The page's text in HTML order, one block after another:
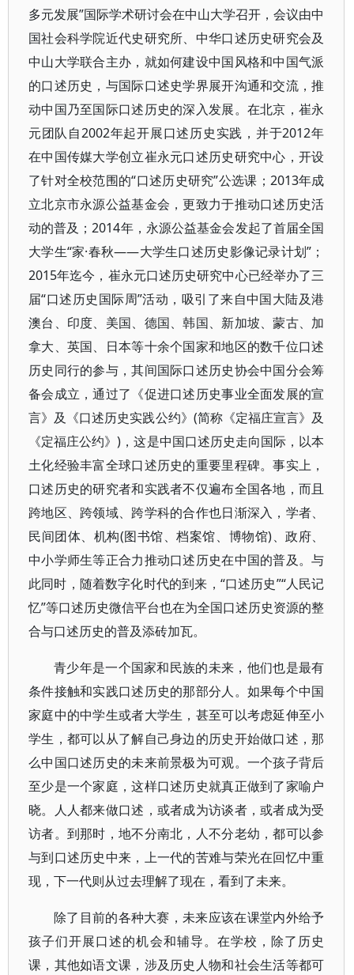
多元发展”国际学术研讨会在中山大学召开，会议由中
国社会科学院近代史研究所、中华口述历史研究会及
中山大学联合主办，就如何建设中国风格和中国气派
的口述历史，与国际口述史学界展开沟通和交流，推
动中国乃至国际口述历史的深入发展。在北京，崔永
元团队自2002年起开展口述历史实践，并于2012年
在中国传媒大学创立崔永元口述历史研究中心，开设
了针对全校范围的“口述历史研究”公选课；2013年成
立北京市永源公益基金会，更致力于推动口述历史活
动的普及；2014年，永源公益基金会发起了首届全国
大学生“家·春秋——大学生口述历史影像记录计划”；
2015年迄今，崔永元口述历史研究中心已经举办了三
届“口述历史国际周”活动，吸引了来自中国大陆及港
澳台、印度、美国、德国、韩国、新加坡、蒙古、加
拿大、英国、日本等十余个国家和地区的数千位口述
历史同行的参与，其间国际口述历史协会中国分会筹
备会成立，通过了《促进口述历史事业全面发展的宣
言》及《口述历史实践公约》(简称《定福庄宣言》及
《定福庄公约》)，这是中国口述历史走向国际，以本
土化经验丰富全球口述历史的重要里程碑。事实上，
口述历史的研究者和实践者不仅遍布全国各地，而且
跨地区、跨领域、跨学科的合作也日渐深入，学者、
民间团体、机构(图书馆、档案馆、博物馆)、政府、
中小学师生等正合力推动口述历史在中国的普及。与
此同时，随着数字化时代的到来，“口述历史”“人民记
忆”等口述历史微信平台也在为全国口述历史资源的整
合与口述历史的普及添砖加瓦。
青少年是一个国家和民族的未来，他们也是最有
条件接触和实践口述历史的那部分人。如果每个中国
家庭中的中学生或者大学生，甚至可以考虑延伸至小
学生，都可以从了解自己身边的历史开始做口述，那
么中国口述历史的未来前景极为可观。一个孩子背后
至少是一个家庭，这样口述历史就真正做到了家喻户
晓。人人都来做口述，或者成为访谈者，或者成为受
访者。到那时，地不分南北，人不分老幼，都可以参
与到口述历史中来，上一代的苦难与荣光在回忆中重
现，下一代则从过去理解了现在，看到了未来。
除了目前的各种大赛，未来应该在课堂内外给予
孩子们开展口述的机会和辅导。在学校，除了历史
课，其他如语文课，涉及历史人物和社会生活等都可